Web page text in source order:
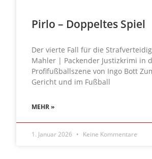
Pirlo – Doppeltes Spiel
Der vierte Fall für die
Mahler | Packender Justizkrimi in
Profifußballszene von Ingo Bott
Gericht und im Fußball
MEHR »
1. Januar 2026 Keine Kommentare